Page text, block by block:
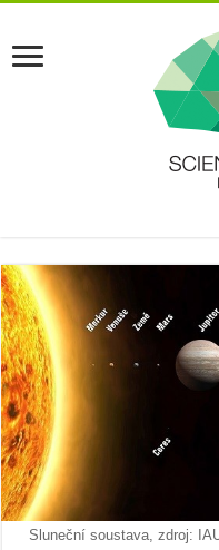
Sluneční soustava, zdroj: